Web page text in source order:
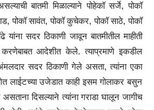
बातमी मिळाल्याने पोहेकॉ सर्जे, पोकॉ
पोकॉ सावंत, पोकॉ कुचेकर, पोकॉ साठे, पोकॉ
यांना सदर ठिकाणी जावून बातमीतील माहीती
आदेशीत केले. त्याप्रमाणे इकडील
सदर ठिकाणी गेले असता, त्यांना एका
लाईटच्या उजेडात काही इसम गोलाकर बसुन
दिसल्याने त्यांना गराडा घालून जागीच